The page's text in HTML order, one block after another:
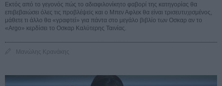
Εκτός από το γεγονός πώς το αδιαφιλονίκητο φαβορί της κατηγορίας θα
επιβεβαιώσει όλες τις προβλέψεiς και ο Μπεν Αφλεκ θα είναι τρισευτυχισμένος,
μάθετε τι άλλο θα «γραφτεί» για πάντα στο μεγάλο βιβλίο των Οσκαρ αν το
«Argo» κερδίσει το Οσκαρ Καλύτερης Ταινίας.
Μανώλης Κρανάκης